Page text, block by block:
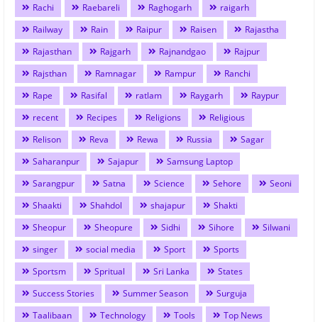
Rachi
Raebareli Raghogarh
raigarh
Railway
Rain Raipur Raisen
Rajastha
Rajasthan
Rajgarh Rajnandgao
Rajpur
Rajsthan
Ramnagar Rampur
Ranchi
Rape
Rasifal ratlam Raygarh
Raypur
recent
Recipes Religions
Religious
Relison
Reva Rewa Russia
Sagar
Saharanpur
Sajapur
Samsung Laptop
Sarangpur
Satna Science Sehore
Seoni
Shaakti
Shahdol shajapur
Shakti
Sheopur
Sheopure Sidhi Sihore
Silwani
singer
social media Sport
Sports
Sportsm
Spritual Sri Lanka
States
Success Stories
Summer Season
Surguja
Taalibaan
Technology Tools
Top News